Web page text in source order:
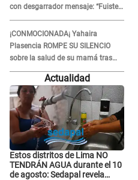
con desgarrador mensaje: “Fuiste
una gran mujer”
¡CONMOCIONADA¡ Yahaira
Plasencia ROMPE SU SILENCIO
sobre la salud de su mamá tras
APARECER en centro oncológico:
“La oración tiene poder”
Actualidad
Estos distritos de Lima NO
TENDRÁN AGUA durante el 10
de agosto: Sedapal revela